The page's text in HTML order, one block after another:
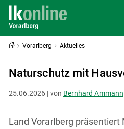
Vorarlberg Aktuelles
Naturschutz mit
25.06.2026 | von Bernhard Ammann
Land Vorarlberg präsentiert